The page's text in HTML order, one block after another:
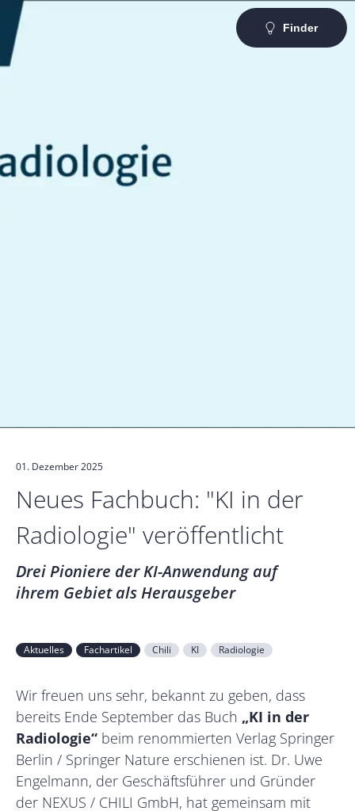
Finder
01. Dezember 2025
Neues Fachbuch: "KI in der
Radiologie" veröffentlicht
Drei Pioniere der KI-Anwendung auf
ihrem Gebiet als Herausgeber
Aktuelles Fachartikel Chili KI Radiologie
Wir freuen uns sehr, bekannt zu geben, dass
bereits Ende September das Buch „KI in der
Radiologie“ beim renommierten Verlag Springer
Berlin / Springer Nature erschienen ist. Dr. Uwe
Engelmann, der Geschäftsführer und Gründer
der NEXUS / CHILI GmbH, hat gemeinsam mit